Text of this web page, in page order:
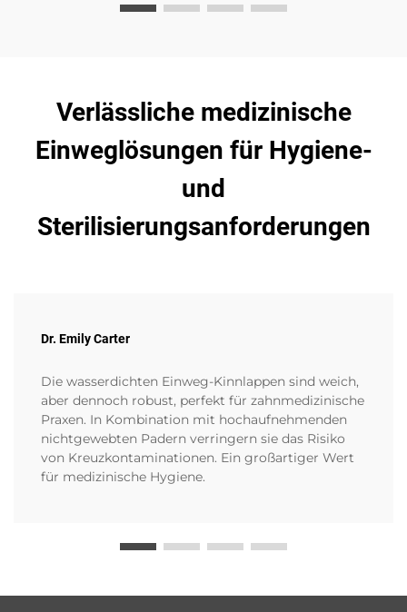
Verlässliche medizinische
Einweglösungen für Hygiene-
und
Sterilisierungsanforderungen
Dr. Emily Carter
Die wasserdichten Einweg-Kinnlappen sind weich,
aber dennoch robust, perfekt für zahnmedizinische
Praxen. In Kombination mit hochaufnehmenden
nichtgewebten Padern verringern sie das Risiko
von Kreuzkontaminationen. Ein großartiger Wert
für medizinische Hygiene.